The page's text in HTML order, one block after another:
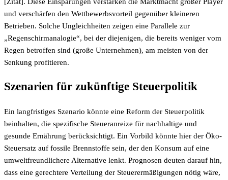
und verschärfen den Wettbewerbsvorteil gegenüber kleineren
Betrieben. Solche Ungleichheiten zeigen eine Parallele zur
„Regenschirmanalogie“, bei der diejenigen, die bereits weniger vom
Regen betroffen sind (große Unternehmen), am meisten von der
Senkung profitieren.
Szenarien für zukünftige Steuerpolitik
Ein langfristiges Szenario könnte eine Reform der Steuerpolitik
beinhalten, die spezifische Steueranreize für nachhaltige und
gesunde Ernährung berücksichtigt. Ein Vorbild könnte hier der Öko-
Steuersatz auf fossile Brennstoffe sein, der den Konsum auf eine
umweltfreundlichere Alternative lenkt. Prognosen deuten darauf hin,
dass eine gerechtere Verteilung der Steuerermäßigungen nötig wäre,